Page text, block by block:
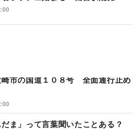
崎市の国道１０８号 全面通行止め
だま」って言葉聞いたことある？